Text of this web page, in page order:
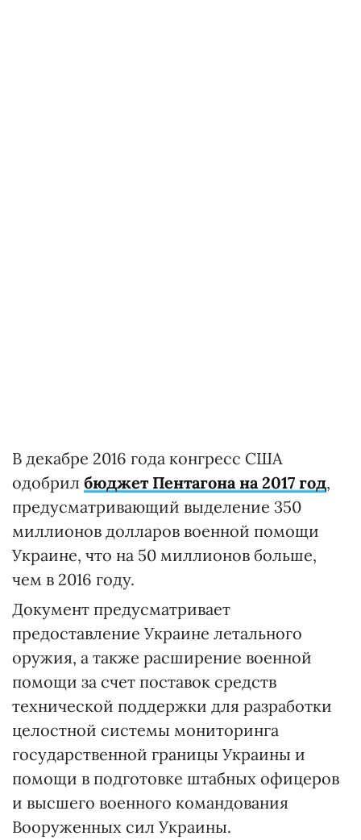
В декабре 2016 года конгресс США
одобрил бюджет Пентагона на 2017 год,
предусматривающий выделение 350
миллионов долларов военной помощи
Украине, что на 50 миллионов больше,
чем в 2016 году.
Документ предусматривает
предоставление Украине летального
оружия, а также расширение военной
помощи за счет поставок средств
технической поддержки для разработки
целостной системы мониторинга
государственной границы Украины и
помощи в подготовке штабных офицеров
и высшего военного командования
Вооруженных сил Украины.